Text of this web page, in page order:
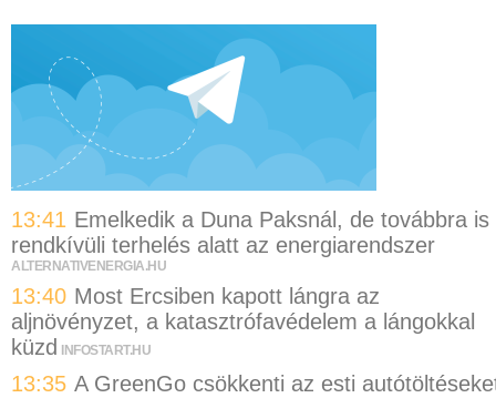
13:41 Emelkedik a Duna Paksnál, de továbbra is
rendkívüli terhelés alatt az energiarendszer
ALTERNATIVENERGIA.HU
13:40 Most Ercsiben kapott lángra az
aljnövényzet, a katasztrófavédelem a lángokkal
küzd
INFOSTART.HU
13:35 A GreenGo csökkenti az esti